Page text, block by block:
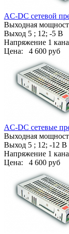
AC-DC сетевой
Выходная
Выход 5 ; 12; -5 В
Напряжение 1
Цена: 4 600 руб
AC-DC сетевые
Выходная
Выход 5 ; 12; -12 В
Напряжение 1
Цена: 4 600 руб